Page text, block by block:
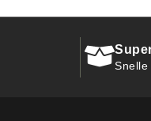
Snelle